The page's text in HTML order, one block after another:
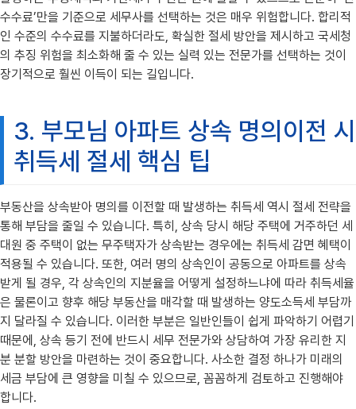
수수료’만을 기준으로 세무사를 선택하는 것은 매우 위험합니다. 합리적
인 수준의 수수료를 지불하더라도, 확실한 절세 방안을 제시하고 국세청
의 추징 위험을 최소화해 줄 수 있는 실력 있는 전문가를 선택하는 것이
장기적으로 훨씬 이득이 되는 길입니다.
3. 부모님 아파트 상속 명의이전 시
취득세 절세 핵심 팁
부동산을 상속받아 명의를 이전할 때 발생하는 취득세 역시 절세 전략을
통해 부담을 줄일 수 있습니다. 특히, 상속 당시 해당 주택에 거주하던 세
대원 중 주택이 없는 무주택자가 상속받는 경우에는 취득세 감면 혜택이
적용될 수 있습니다. 또한, 여러 명의 상속인이 공동으로 아파트를 상속
받게 될 경우, 각 상속인의 지분율을 어떻게 설정하느냐에 따라 취득세율
은 물론이고 향후 해당 부동산을 매각할 때 발생하는 양도소득세 부담까
지 달라질 수 있습니다. 이러한 부분은 일반인들이 쉽게 파악하기 어렵기
때문에, 상속 등기 전에 반드시 세무 전문가와 상담하여 가장 유리한 지
분 분할 방안을 마련하는 것이 중요합니다. 사소한 결정 하나가 미래의
세금 부담에 큰 영향을 미칠 수 있으므로, 꼼꼼하게 검토하고 진행해야
합니다.